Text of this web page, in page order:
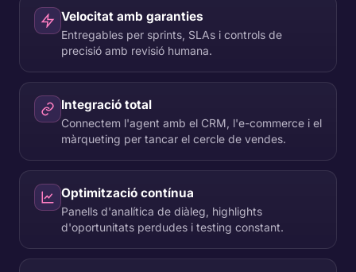
Velocitat amb garanties
Entregables per sprints, SLAs i controls de
precisió amb revisió humana.
Integració total
Connectem l'agent amb el CRM, l'e-commerce i el
màrqueting per tancar el cercle de vendes.
Optimització contínua
Panells d'analítica de diàleg, highlights
d'oportunitats perdudes i testing constant.